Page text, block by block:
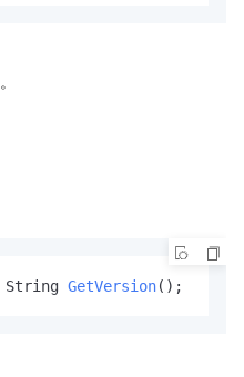
。
String GetVersion() ;